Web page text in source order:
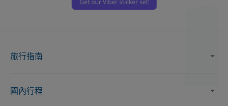
旅行指南
國內行程